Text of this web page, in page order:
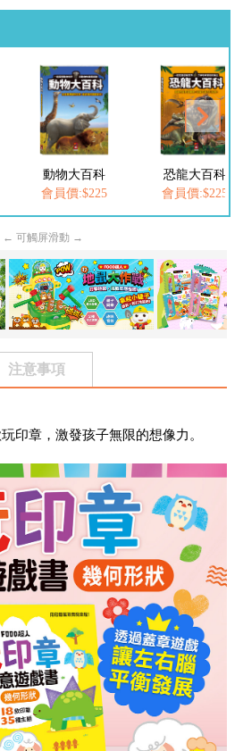
動物大百科
會員價:$225
恐龍大百科
會員價:$225
← 可觸屏滑動 →
注意事項
印章，激發孩子無限的想像力。